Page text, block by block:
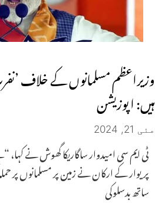
وزیراعظم مسلمانوں کے خلاف
ہیں: اپوزیشن
مئی 21, 2024
ٹی ایم سی امیدوار ساگاریکا گھوش نے
پریوار کے ارکان نے زمین پر مسلمانوں پر
ساتھ بدسلوکی